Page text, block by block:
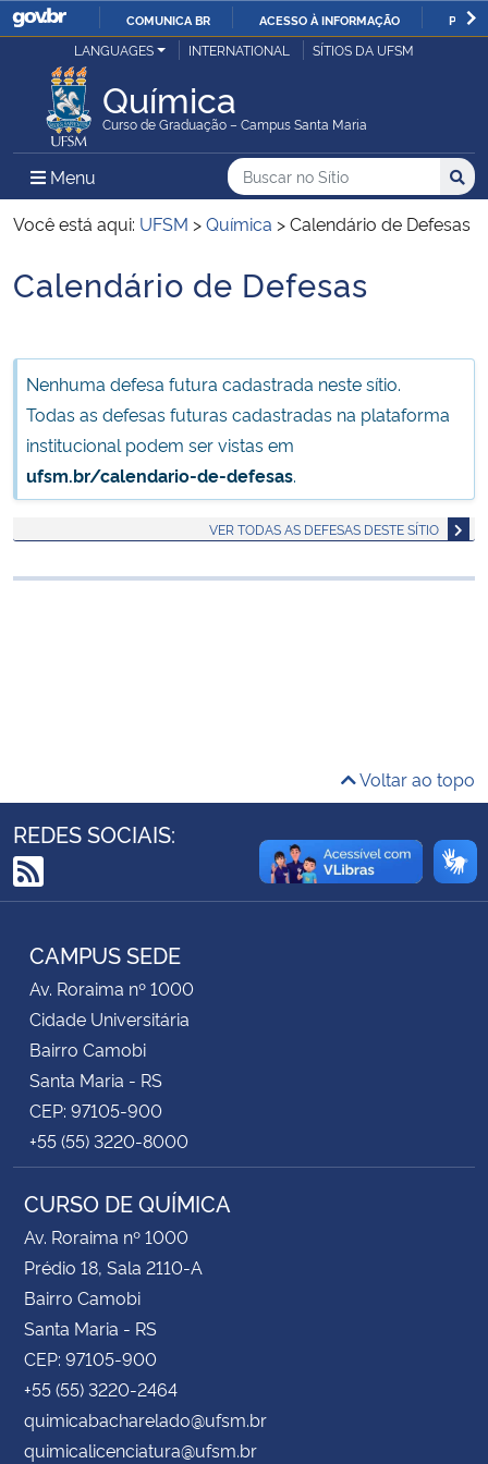
IR
COMUNICA BR ACESSO À INFORMAÇÃO
Ministério da Justiça e Segurança Pública
Ministério da Defesa
Ministério das Relações Exteriores
Ministério da Economia
Ministério da Agricultura, Pecuária e Abastecimento
Ministério da Educação
Ministério da Cidadania
Ministério do Desenvolvimento Regional
Ministério da Mulher, da Família e dos Direitos Humanos
Secretaria-Geral
Secretaria de Governo
Gabinete de Segurança Institucional
Advocacia-Geral da União
LANGUAGES INTERNATIONAL SÍTIOS DA UFSM
Química
Curso de Graduação – Campus Santa Maria
Menu Menu Principal do Sítio
Busca
Buscar no no Sítio
Busca:
Você está aqui: UFSM >Química >Calendário de Defesas
Início do conteúdo
Calendário de Defesas
Nenhuma defesa futura cadastrada neste sítio.
Todas as defesas futuras cadastradas na plataforma
institucional podem ser vistas em
ufsm.br/calendario-de-defesas.
VER TODAS AS DEFESAS DESTE SÍTIO
Voltar ao topo
REDES SOCIAIS:
RSS
CAMPUS SEDE
Av. Roraima nº 1000
Cidade Universitária
Bairro Camobi
Santa Maria - RS
CEP: 97105-900
+55 (55) 3220-8000
CURSO DE QUÍMICA
Av. Roraima nº 1000
Prédio 18, Sala 2110-A
Bairro Camobi
Santa Maria - RS
CEP: 97105-900
+55 (55) 3220-2464
quimicabacharelado@ufsm.br
quimicalicenciatura@ufsm.br